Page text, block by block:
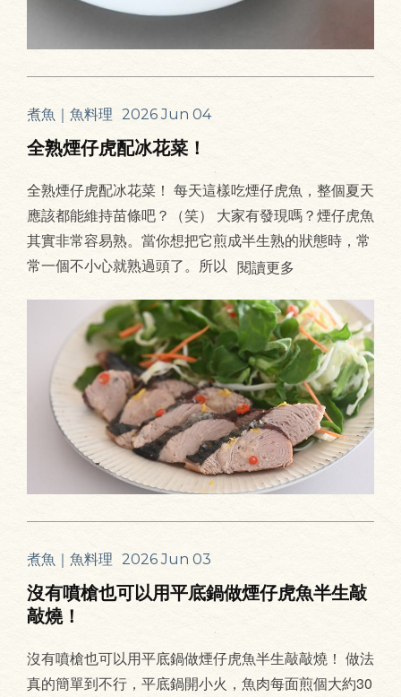
煮魚｜魚料理 2026 Jun 04
全熟煙仔虎配冰花菜！
全熟煙仔虎配冰花菜！ 每天這樣吃煙仔虎魚，整個夏天
應該都能維持苗條吧？（笑） 大家有發現嗎？煙仔虎魚
其實非常容易熟。當你想把它煎成半生熟的狀態時，常
常一個不小心就熟過頭了。所以 閱讀更多
煮魚｜魚料理 2026 Jun 03
沒有噴槍也可以用平底鍋做煙仔虎魚半生敲
敲燒！
沒有噴槍也可以用平底鍋做煙仔虎魚半生敲敲燒！ 做法
真的簡單到不行，平底鍋開小火，魚肉每面煎個大約30